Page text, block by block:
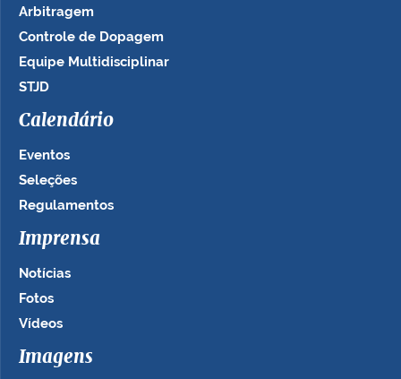
Arbitragem
Controle de Dopagem
Equipe Multidisciplinar
STJD
Calendário
Eventos
Seleções
Regulamentos
Imprensa
Notícias
Fotos
Vídeos
Imagens